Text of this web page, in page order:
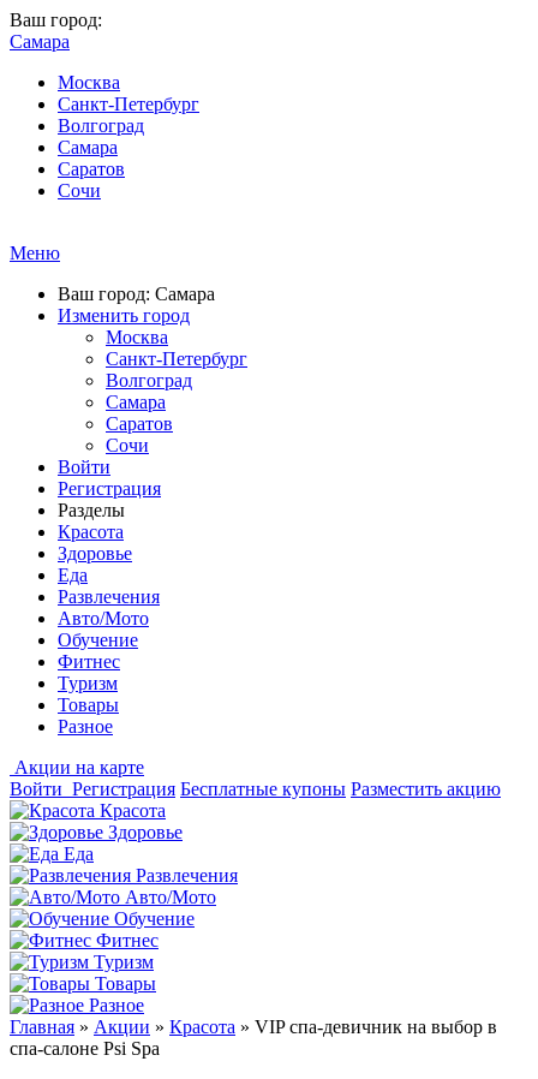
Ваш город:
Самара
Москва
Санкт-Петербург
Волгоград
Самара
Саратов
Сочи
Меню
Ваш город: Самара
Изменить город
Москва
Санкт-Петербург
Волгоград
Самара
Саратов
Сочи
Войти
Регистрация
Разделы
Красота
Здоровье
Еда
Развлечения
Авто/Мото
Обучение
Фитнес
Туризм
Товары
Разное
Акции на карте
Войти Регистрация Бесплатные купоны Разместить акцию
Красота
Здоровье
Еда
Развлечения
Авто/Мото
Обучение
Фитнес
Туризм
Товары
Разное
Главная » Акции » Красота » VIP спа-девичник на выбор в
спа-салоне Psi Spa